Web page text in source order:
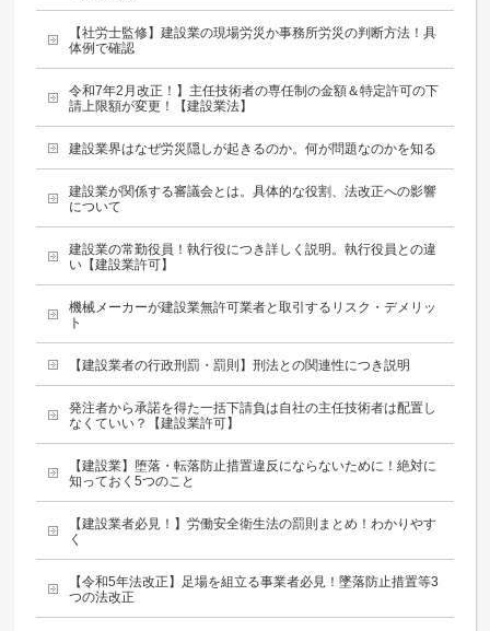
【社労士監修】建設業の現場労災か事務所労災の判断方法！具
体例で確認
令和7年2月改正！】主任技術者の専任制の金額＆特定許可の下
請上限額が変更！【建設業法】
建設業界はなぜ労災隠しが起きるのか。何が問題なのかを知る
建設業が関係する審議会とは。具体的な役割、法改正への影響
について
建設業の常勤役員！執行役につき詳しく説明。執行役員との違
い【建設業許可】
機械メーカーが建設業無許可業者と取引するリスク・デメリッ
ト
【建設業者の行政刑罰・罰則】刑法との関連性につき説明
発注者から承諾を得た一括下請負は自社の主任技術者は配置し
なくていい？【建設業許可】
【建設業】堕落・転落防止措置違反にならないために！絶対に
知っておく5つのこと
【建設業者必見！】労働安全衛生法の罰則まとめ！わかりやす
く
【令和5年法改正】足場を組立る事業者必見！墜落防止措置等3
つの法改正